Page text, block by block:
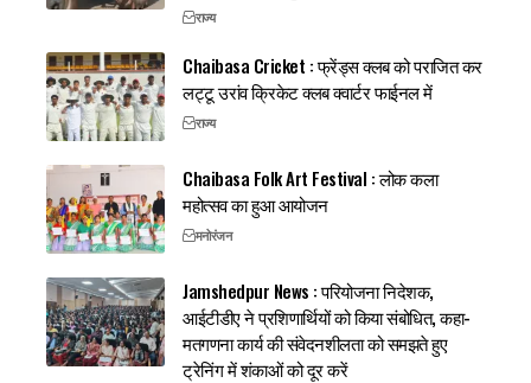
राज्य
Chaibasa Cricket : फ्रेंड्स क्लब को पराजित कर
लट्टू उरांव क्रिकेट क्लब क्वार्टर फाईनल में
राज्य
Chaibasa Folk Art Festival : लोक कला
महोत्सव का हुआ आयोजन
मनोरंजन
Jamshedpur News : परियोजना निदेशक,
आईटीडीए ने प्रशिणार्थियों को किया संबोधित, कहा-
मतगणना कार्य की संवेदनशीलता को समझते हुए
ट्रेनिंग में शंकाओं को दूर करें